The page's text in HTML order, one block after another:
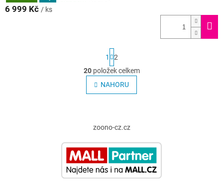
6 999 Kč / ks
O
v
l
c
í
p
r
v
k
t
r
á
n
k
n
1
2
20položek celkem
NAHORU
zoono-cz.cz